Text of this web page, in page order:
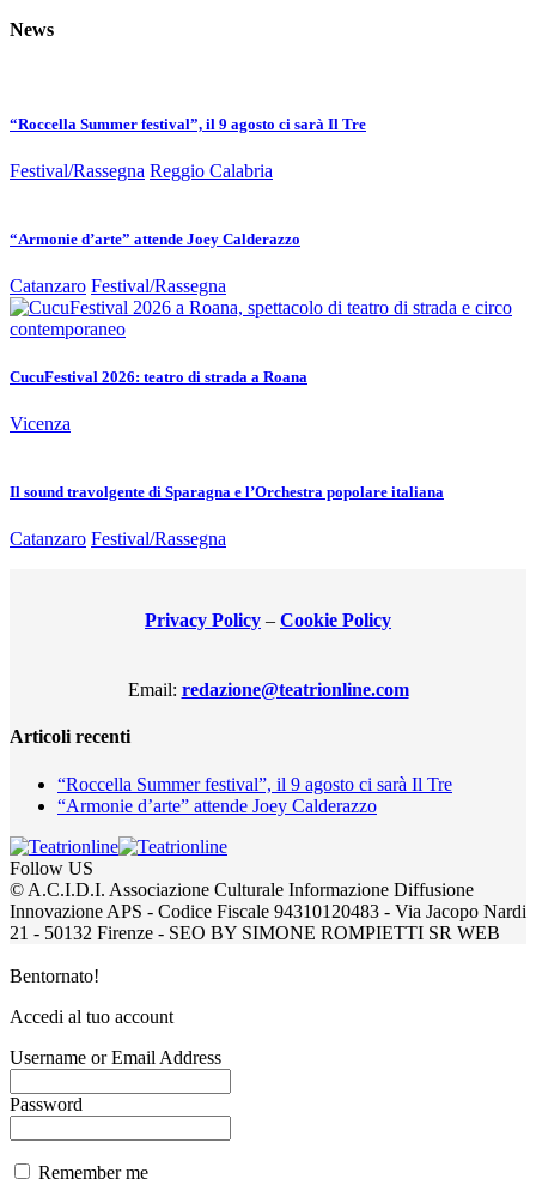
News
“Roccella Summer festival”, il 9 agosto ci sarà Il Tre
Festival/Rassegna Reggio Calabria
“Armonie d’arte” attende Joey Calderazzo
Catanzaro Festival/Rassegna
CucuFestival 2026: teatro di strada a Roana
Vicenza
Il sound travolgente di Sparagna e l’Orchestra popolare italiana
Catanzaro Festival/Rassegna
Privacy Policy – Cookie Policy
Email: redazione@teatrionline.com
Articoli recenti
“Roccella Summer festival”, il 9 agosto ci sarà Il Tre
“Armonie d’arte” attende Joey Calderazzo
Follow US
© A.C.I.D.I. Associazione Culturale Informazione Diffusione
Innovazione APS - Codice Fiscale 94310120483 - Via Jacopo Nardi
21 - 50132 Firenze - SEO BY SIMONE ROMPIETTI SR WEB
Bentornato!
Accedi al tuo account
Username or Email Address
Password
Remember me